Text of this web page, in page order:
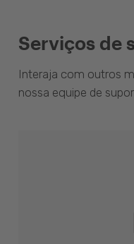
Serviços de
Interaja com outros
nossa equipe de